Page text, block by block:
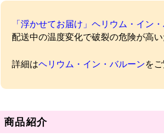
「浮かせてお届け」ヘリウム・イン
配送中の温度変化で破裂の危険が高
詳細はヘリウム・イン・バルーンを
商品紹介